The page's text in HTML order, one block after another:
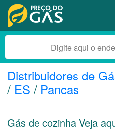
Distribuidores de
/ ES / Pancas
Gás de cozinha Veja